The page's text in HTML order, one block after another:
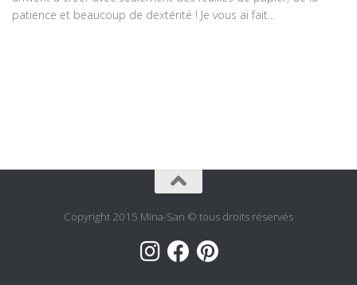
patience et beaucoup de dextérité ! Je vous ai fait...
Copyright 2015 Mina-San © tous droits réservés